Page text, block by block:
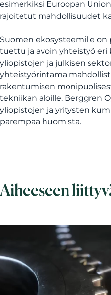
esimerkiksi Euroopan
rajoitetut mahdollisuudet
Suomen ekosysteemille on
tuettu ja avoin yhteistyö eri
yliopistojen ja julkisen
yhteistyörintama
rakentumisen
tekniikan aloille. Berggren
yliopistojen ja yritysten
parempaa huomista.
Aiheeseen